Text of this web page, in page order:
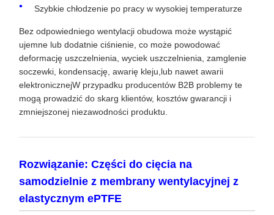
Szybkie chłodzenie po pracy w wysokiej temperaturze
Bez odpowiedniego wentylacji obudowa może wystąpić
ujemne lub dodatnie ciśnienie, co może powodować
deformację uszczelnienia, wyciek uszczelnienia, zamglenie
soczewki, kondensację, awarię kleju,lub nawet awarii
elektronicznejW przypadku producentów B2B problemy te
mogą prowadzić do skarg klientów, kosztów gwarancji i
zmniejszonej niezawodności produktu.
Rozwiązanie: Części do cięcia na
samodzielnie z membrany wentylacyjnej z
elastycznym ePTFE